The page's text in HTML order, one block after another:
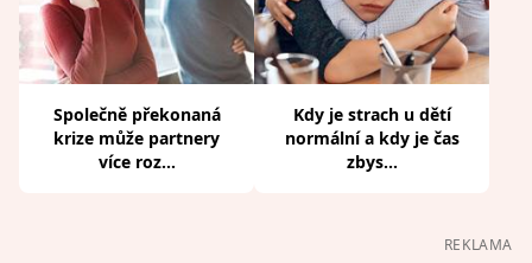
Společně překonaná
krize může partnery
více roz...
Kdy je strach u dětí
normální a kdy je čas
zbys...
REKLAMA